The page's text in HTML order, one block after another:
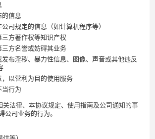
信息
司规定的信息（如计算机程序等）
方著作权等知识产权
方名誉或妨碍其业务
布淫秽、暴力性信息、图像、声音或其他违反
以营利为目的使用服务
行为
法律、本协议规定、使用指南及公司通知的事
公司业务的行为。